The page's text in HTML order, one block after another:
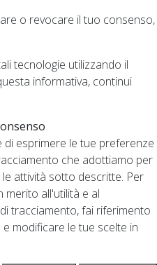
o revocare il tuo consenso,
tecnologie utilizzando il
informativa, continui
esprimere le tue preferenze
che adottiamo per
attività sotto descritte. Per
all'utilità e al
tracciamento, fai riferimento
modificare le tue scelte in